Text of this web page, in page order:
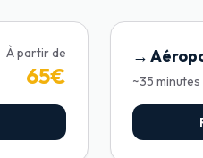
À partir de
65€
→
~35 minutes